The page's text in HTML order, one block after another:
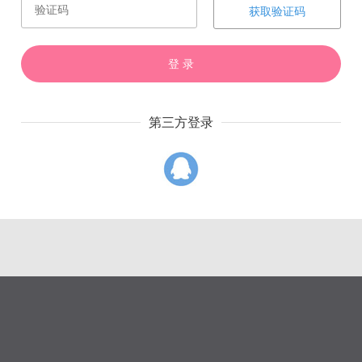
赏 催 票
获取验证码
登 录
第三方登录